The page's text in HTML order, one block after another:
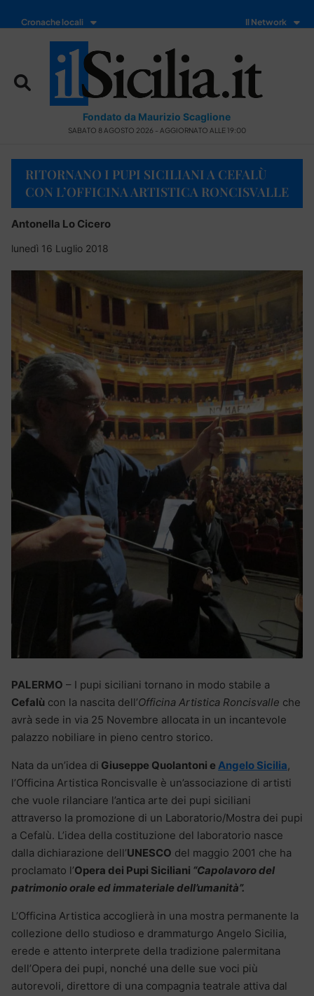
Cronache locali Il Network
Fondato da Maurizio Scaglione
SABATO 8 AGOSTO 2026 - AGGIORNATO ALLE 19:00
RITORNANO I PUPI SICILIANI A CEFALÙ
CON L’OFFICINA ARTISTICA RONCISVALLE
Antonella Lo Cicero
lunedì 16 Luglio 2018
PALERMO – I pupi siciliani tornano in modo stabile a
Cefalù con la nascita dell’Officina Artistica Roncisvalle che
avrà sede in via 25 Novembre allocata in un incantevole
palazzo nobiliare in pieno centro storico.
Nata da un’idea di Giuseppe Quolantoni e Angelo Sicilia,
l’Officina Artistica Roncisvalle è un’associazione di artisti
che vuole rilanciare l’antica arte dei pupi siciliani
attraverso la promozione di un Laboratorio/Mostra dei pupi
a Cefalù. L’idea della costituzione del laboratorio nasce
dalla dichiarazione dell’UNESCO del maggio 2001 che ha
proclamato l’Opera dei Pupi Siciliani “Capolavoro del
patrimonio orale ed immateriale dell’umanità”.
L’Officina Artistica accoglierà in una mostra permanente la
collezione dello studioso e drammaturgo Angelo Sicilia,
erede e attento interprete della tradizione palermitana
dell’Opera dei pupi, nonché una delle sue voci più
autorevoli, direttore di una compagnia teatrale attiva dal